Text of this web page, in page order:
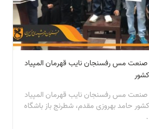
صنعت مس رفسنجان نایب قهرمان المپیاد
صنعت مس رفسنجان نایب قهرمان المپیاد
حامد بهروزی مقدم، شطرنج باز باشگاه